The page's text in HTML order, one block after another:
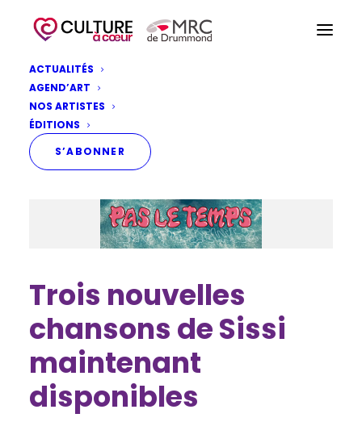
ACTUALITÉS
AGEND’ART
NOS ARTISTES
ÉDITIONS
S’ABONNER
Trois nouvelles
chansons de Sissi
maintenant
disponibles